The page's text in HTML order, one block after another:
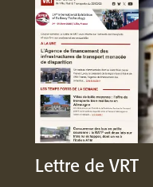
Lettre de VRT